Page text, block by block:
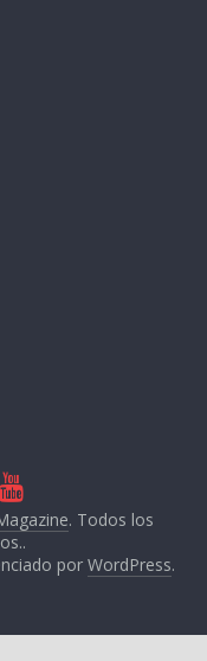
. Todos los
por WordPress.